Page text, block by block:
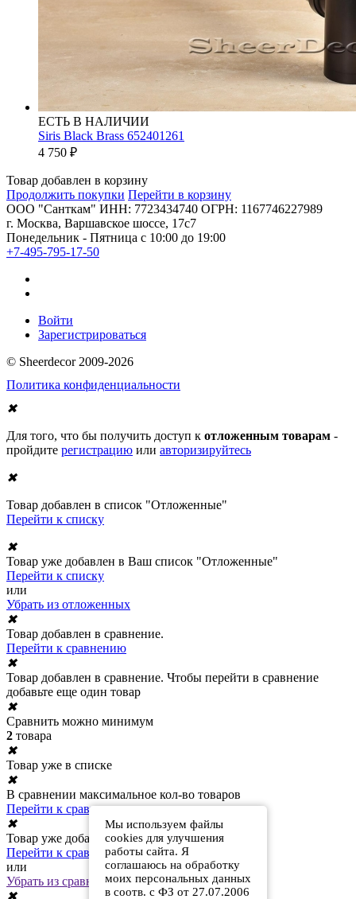
ЕСТЬ В НАЛИЧИИ
Siris Black Brass 652401261
4 750 ₽
Товар добавлен в корзину
Продолжить покупки Перейти в корзину
ООО "Санткам" ИНН: 7723434740 ОГРН: 1167746227989
г. Москва, Варшавское шоссе, 17с7
Понедельник - Пятница с 10:00 до 19:00
+7-495-795-17-50
Войти
Зарегистрироваться
© Sheerdecor 2009-2026
Политика конфиденциальности
Мы используем файлы
cookies для улучшения
работы сайта. Я
соглашаюсь на обработку
моих персональных данных
в соотв. с ФЗ от 27.07.2006
✖
Для того, что бы получить доступ к отложенным товарам -
пройдите регистрацию или авторизируйтесь
✖
Товар добавлен в список "Отложенные"
Перейти к списку
✖
Товар уже добавлен в Ваш список "Отложенные"
Перейти к списку
или
Убрать из отложенных
✖
Товар добавлен в сравнение.
Перейти к сравнению
✖
Товар добавлен в сравнение. Чтобы перейти в сравнение
добавьте еще один товар
✖
Сравнить можно минимум
2 товара
✖
Товар уже в списке
✖
В сравнении максимальное кол-во товаров
Перейти к сравнению
✖
Товар уже добавлен в сравнение
Перейти к сравнению
или
Убрать из сравнения
✖